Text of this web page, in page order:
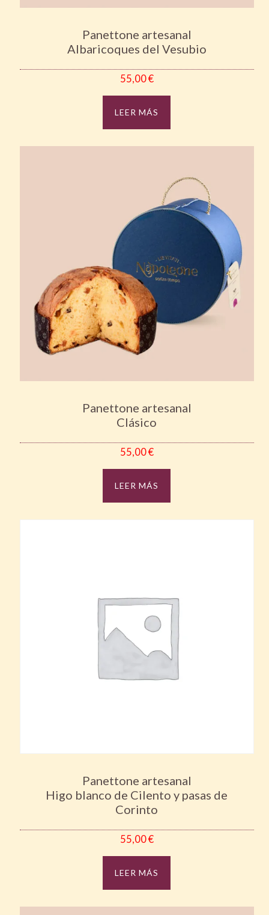
Panettone artesanal
Albaricoques del Vesubio
55,00€
LEER MÁS
Panettone artesanal
Clásico
55,00€
LEER MÁS
Panettone artesanal
Higo blanco de Cilento y pasas de
Corinto
55,00€
LEER MÁS